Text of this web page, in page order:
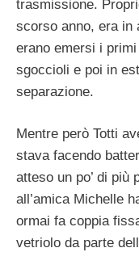
trasmissione.
scorso anno, era in
erano emersi i
sgoccioli e poi in
separazione.
Mentre però Totti
stava facendo
atteso un po’ di più
all’amica Michelle
ormai fa coppia
vetriolo da parte